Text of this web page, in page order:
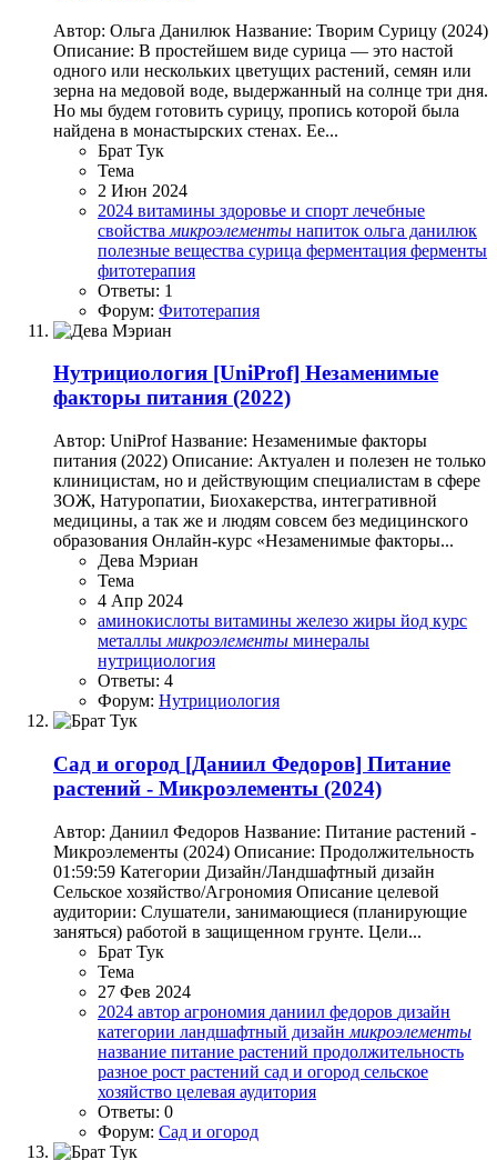
Автор: Ольга Данилюк Название: Творим Сурицу (2024)
Описание: В простейшем виде сурица — это настой
одного или нескольких цветущих растений, семян или
зерна на медовой воде, выдержанный на солнце три дня.
Но мы будем готовить сурицу, пропись которой была
найдена в монастырских стенах. Ее...
Брат Тук
Тема
2 Июн 2024
2024 витамины здоровье и спорт лечебные
свойства микроэлементы напиток ольга данилюк
полезные вещества сурица ферментация ферменты
фитотерапия
Ответы: 1
Форум: Фитотерапия
Нутрициология [UniProf] Незаменимые
факторы питания (2022)
Автор: UniProf Название: Незаменимые факторы
питания (2022) Описание: Актуален и полезен не только
клиницистам, но и действующим специалистам в сфере
ЗОЖ, Натуропатии, Биохакерства, интегративной
медицины, а так же и людям совсем без медицинского
образования Онлайн-курс «Незаменимые факторы...
Дева Мэриан
Тема
4 Апр 2024
аминокислоты витамины железо жиры йод курс
металлы микроэлементы минералы
нутрициология
Ответы: 4
Форум: Нутрициология
Сад и огород [Даниил Федоров] Питание
растений - Микроэлементы (2024)
Автор: Даниил Федоров Название: Питание растений -
Микроэлементы (2024) Описание: Продолжительность
01:59:59 Категории Дизайн/Ландшафтный дизайн
Сельское хозяйство/Агрономия Описание целевой
аудитории: Слушатели, занимающиеся (планирующие
заняться) работой в защищенном грунте. Цели...
Брат Тук
Тема
27 Фев 2024
2024 автор агрономия даниил федоров дизайн
категории ландшафтный дизайн микроэлементы
название питание растений продолжительность
разное рост растений сад и огород сельское
хозяйство целевая аудитория
Ответы: 0
Форум: Сад и огород